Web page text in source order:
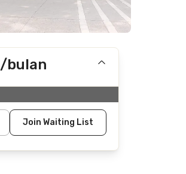
/bulan
Join Waiting List